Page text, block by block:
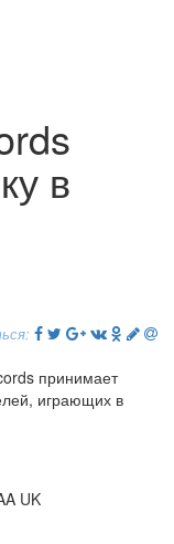
в
принимает
играющих в
UK